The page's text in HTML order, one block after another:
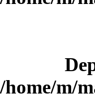
/home/m/